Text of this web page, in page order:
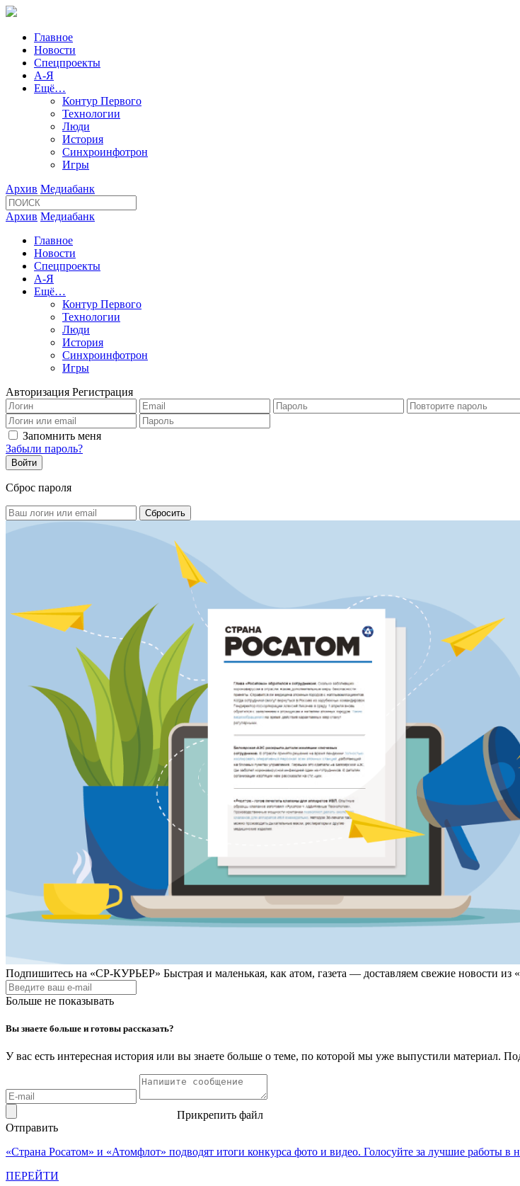
Главное
Новости
Спецпроекты
А-Я
Ещё…
Контур Первого
Технологии
Люди
История
Синхроинфотрон
Игры
Архив Медиабанк
Архив Медиабанк
Главное
Новости
Спецпроекты
А-Я
Ещё…
Контур Первого
Технологии
Люди
История
Синхроинфотрон
Игры
Авторизация Регистрация
Запомнить меня
Забыли пароль?
Сброс пароля
Подпишитесь на «СР-КУРЬЕР» Быстрая и маленькая, как атом, газета — доставляем свежие новости
Больше не показывать
Вы знаете больше и готовы рассказать?
У вас есть интересная история или вы знаете больше о теме, по которой мы уже выпустили материал.
Прикрепить файл
Отправить
«Страна Росатом» и «Атомфлот» подводят итоги конкурса фото и видео. Голосуйте за лучшие
ПЕРЕЙТИ